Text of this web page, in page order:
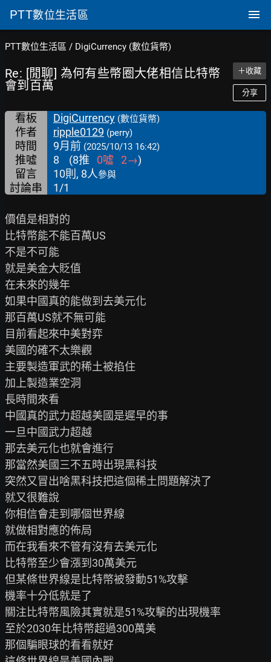
PTT數位生活區
PTT數位生活區 / DigiCurrency (數位貨幣)
Re: [閒聊] 為何有些幣圈大佬相信比特幣
會到百萬
＋收藏
分享
看板 DigiCurrency (數位貨幣)
作者 ripple0129 (perry)
時間 9月前 (2025/10/13 16:42)
推噓 8 (8推 0噓 2→)
留言
10則, 8人參與
討論串 1/1
價值是相對的
比特幣能不能百萬US
不是不可能
就是美金大貶值
在未來的幾年
如果中國真的能做到去美元化
那百萬US就不無可能
目前看起來中美對弈
美國的確不太樂觀
主要製造軍武的稀土被掐住
加上製造業空洞
長時間來看
中國真的武力超越美國是遲早的事
一旦中國武力超越
那去美元化也就會進行
那當然美國三不五時出現黑科技
突然又冒出啥黑科技把這個稀土問題解決了
就又很難說
你相信會走到哪個世界線
就做相對應的佈局
而在我看來不管有沒有去美元化
比特幣至少會漲到30萬美元
但某條世界線是比特幣被發動51%攻擊
機率十分低就是了
關注比特幣風險其實就是51%攻擊的出現機率
至於2030年比特幣超過300萬美
那個騙眼球的看看就好